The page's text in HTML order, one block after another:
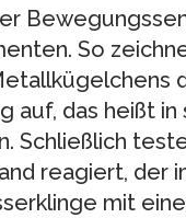
So
auf, das heißt
Schließlich
reagiert, der
mit